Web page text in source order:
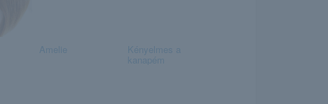
Amelie Kényelmes a
kanapém